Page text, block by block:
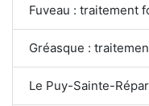
Fuveau : traitement
Gréasque :
Le Puy-Sainte-